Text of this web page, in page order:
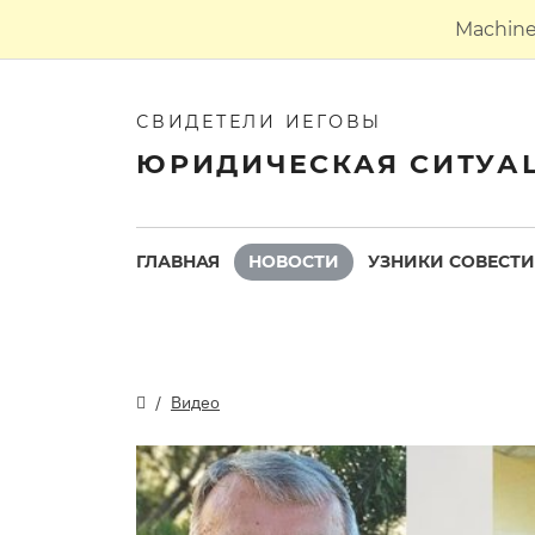
СВИДЕТЕЛИ ИЕГОВЫ
ЮРИДИЧЕСКАЯ
ГЛАВНАЯ НОВОСТИ УЗНИКИ СОВЕСТИ
Видео